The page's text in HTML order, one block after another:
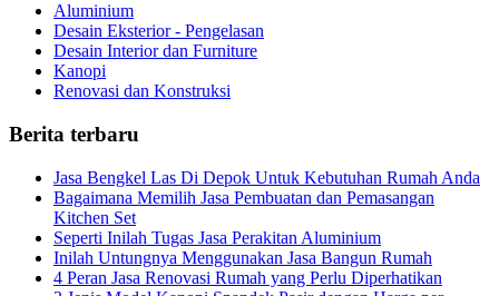
Aluminium
Desain Eksterior - Pengelasan
Desain Interior dan Furniture
Kanopi
Renovasi dan Konstruksi
Berita terbaru
Jasa Bengkel Las Di Depok Untuk Kebutuhan Rumah Anda
Bagaimana Memilih Jasa Pembuatan dan Pemasangan
Kitchen Set
Seperti Inilah Tugas Jasa Perakitan Aluminium
Inilah Untungnya Menggunakan Jasa Bangun Rumah
4 Peran Jasa Renovasi Rumah yang Perlu Diperhatikan